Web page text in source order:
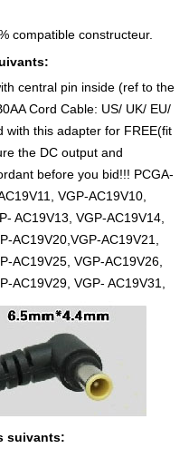
compatible constructeur.
central pin inside (ref to the
Cord Cable: US/ UK/ EU/
with this adapter for FREE(fit
the DC output and
before you bid!!! PCGA-
VGP-AC19V10,
AC19V13, VGP-AC19V14,
AC19V20,VGP-AC19V21,
AC19V25, VGP-AC19V26,
AC19V29, VGP- AC19V31,
suivants: